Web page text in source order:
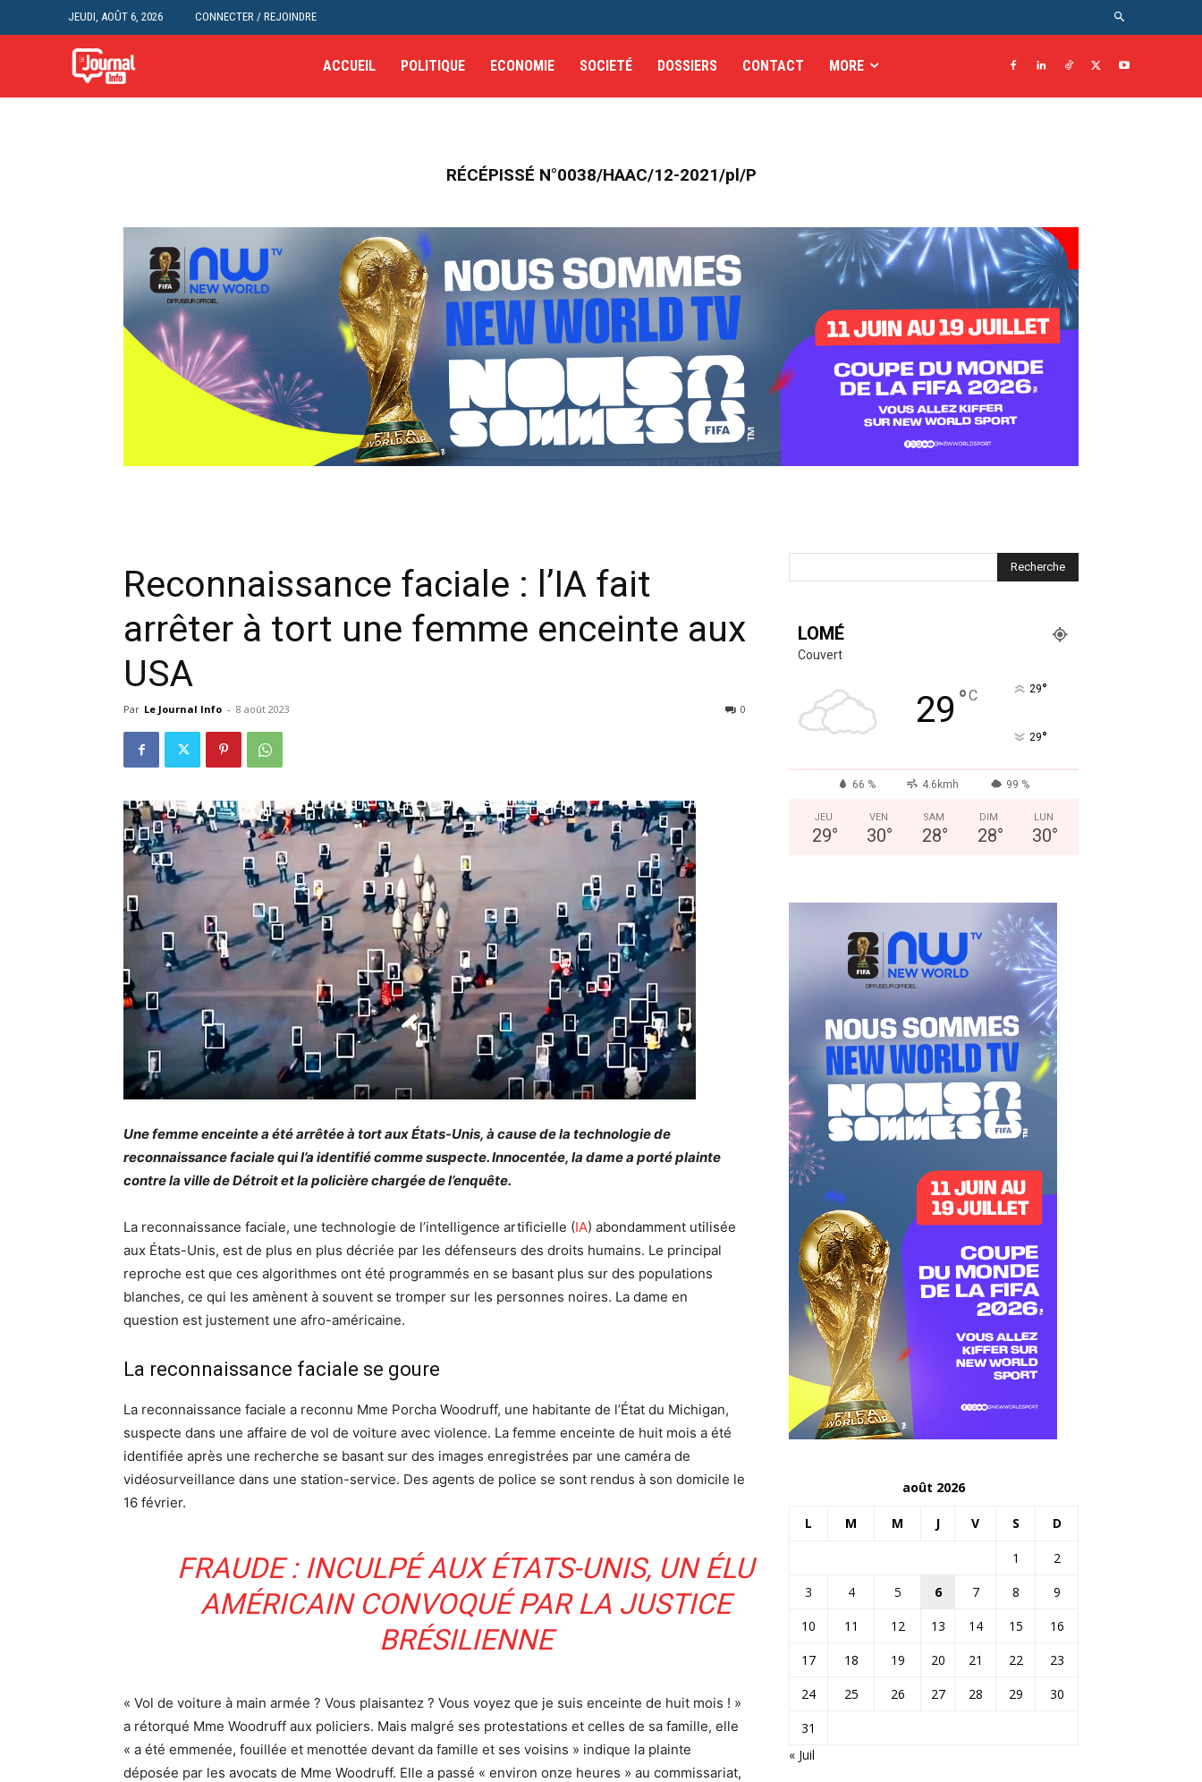
JEUDI, AOÛT 6, 2026 CONNECTER / REJOINDRE
ACCUEIL POLITIQUE ECONOMIE SOCIETÉ DOSSIERS CONTACT MORE
RÉCÉPISSÉ N°0038/HAAC/12-2021/pl/P
Reconnaissance faciale : l’IA fait
arrêter à tort une femme enceinte aux
USA
Par Le Journal Info - 8 août 2023 0
Une femme enceinte a été arrêtée à tort aux États-Unis, à cause de la technologie de
reconnaissance faciale qui l’a identifié comme suspecte. Innocentée, la dame a porté plainte
contre la ville de Détroit et la policière chargée de l’enquête.
La reconnaissance faciale, une technologie de l’intelligence artificielle (IA) abondamment utilisée
aux États-Unis, est de plus en plus décriée par les défenseurs des droits humains. Le principal
reproche est que ces algorithmes ont été programmés en se basant plus sur des populations
blanches, ce qui les amènent à souvent se tromper sur les personnes noires. La dame en
question est justement une afro-américaine.
La reconnaissance faciale se goure
La reconnaissance faciale a reconnu Mme Porcha Woodruff, une habitante de l’État du Michigan,
suspecte dans une affaire de vol de voiture avec violence. La femme enceinte de huit mois a été
identifiée après une recherche se basant sur des images enregistrées par une caméra de
vidéosurveillance dans une station-service. Des agents de police se sont rendus à son domicile le
16 février.
FRAUDE : INCULPÉ AUX ÉTATS-UNIS, UN ÉLU
AMÉRICAIN CONVOQUÉ PAR LA JUSTICE
BRÉSILIENNE
« Vol de voiture à main armée ? Vous plaisantez ? Vous voyez que je suis enceinte de huit mois ! »
a rétorqué Mme Woodruff aux policiers. Mais malgré ses protestations et celles de sa famille, elle
« a été emmenée, fouillée et menottée devant da famille et ses voisins » indique la plainte
déposée par les avocats de Mme Woodruff. Elle a passé « environ onze heures » au commissariat,
LOMÉ
Couvert
29 °C 29°
29°
66 % 4.6kmh 99 %
JEU
29°
VEN
30°
SAM
28°
DIM
28°
LUN
30°
août 2026
L M M J V S D
1
2
3
4 5 6 7 8
9
10
11 12 13 14 15
16
17
18 19 20 21 22
23
24
25 26 27 28 29
30
31
« Juil